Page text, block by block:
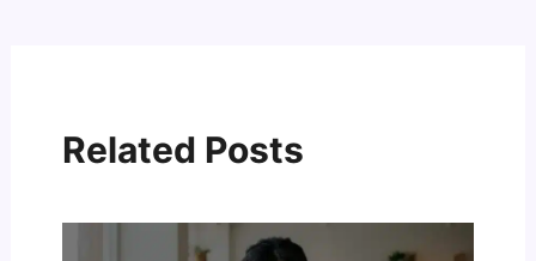
Related Posts